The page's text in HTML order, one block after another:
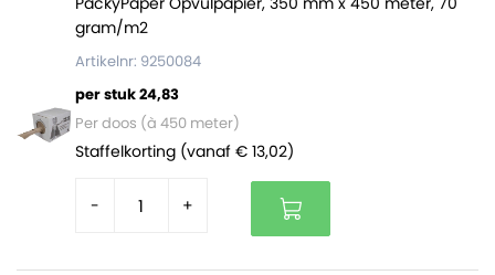
van 5 rollen.
gram/m2
Artikelnr: 9250084
per stuk 24,83
Per doos (à 450 meter)
Staffelkorting (vanaf € 13,02)
- +